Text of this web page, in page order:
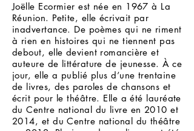
Joëlle Ecormier est née en 1967 à La
Réunion. Petite, elle écrivait par
inadvertance. De poèmes qui ne riment
à rien en histoires qui ne tiennent pas
debout, elle devient romancière et
auteure de littérature de jeunesse. À ce
jour, elle a publié plus d’une trentaine
de livres, des paroles de chansons et
écrit pour le théâtre. Elle a été lauréate
du Centre national du livre en 2010 et
2014, et du Centre national du théâtre